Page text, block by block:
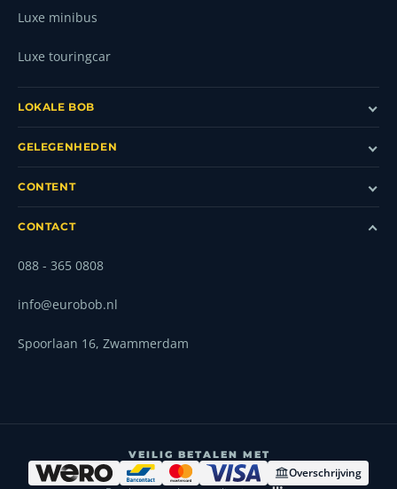
Luxe minibus
Luxe touringcar
LOKALE BOB
GELEGENHEDEN
CONTENT
CONTACT
088 - 365 0808
info@eurobob.nl
Spoorlaan 16, Zwammerdam
VEILIG BETALEN MET
Overschrijving